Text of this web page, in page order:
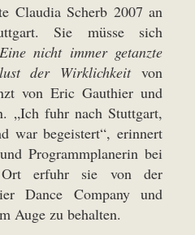
Claudia Scherb 2007 an
Sie müsse sich
nicht immer getanzte
der Wirklichkeitvon
von Eric Gauthier und
„Ich fuhr nach Stuttgart,
war begeistert“, erinnert
Programmplanerin bei
Ort erfuhr sie von der
Dance Company und
Auge zu behalten.